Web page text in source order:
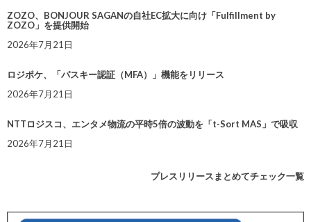
ZOZO、BONJOUR SAGANの自社EC拡大に向け「Fulfillment by
ZOZO」を提供開始
2026年7月21日
ロジポケ、「パスキー認証（MFA）」機能をリリース
2026年7月21日
NTTロジスコ、エンタメ物流の平時5倍の波動を「t-Sort MAS」で吸収
2026年7月21日
プレスリリースまとめてチェック一覧